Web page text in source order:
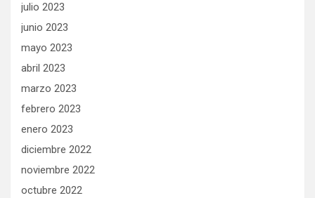
julio 2023
junio 2023
mayo 2023
abril 2023
marzo 2023
febrero 2023
enero 2023
diciembre 2022
noviembre 2022
octubre 2022